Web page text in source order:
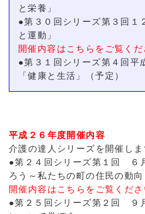
と栄養」
●第３０回シリーズ第３回１
と運動」
開催内容はこちらをご覧くだ
●第３１回シリーズ第４回平
「健康と生活」（予定）
平成２６年度開催内容
介護の達人シリーズを開催しま
●第２４回シリーズ第１回 ６
ろう～私たちの町の住民の動向
開催内容はこちらをご覧くださ
●第２５回シリーズ第２回 ９